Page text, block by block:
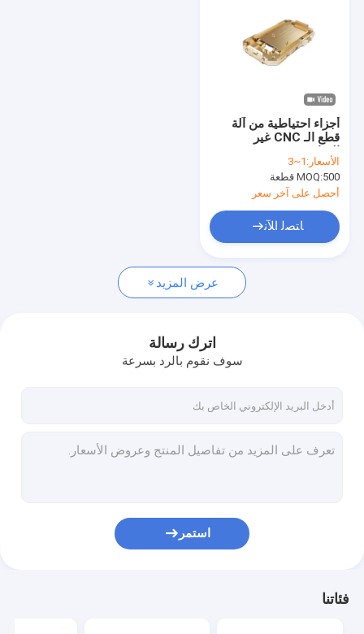
أجزاء احتياطية من آلة
قطع الـ CNC غير
الأسعار: 1~3
MOQ:500 قطعة
أحصل على آخر سعر
ﺎﺘﺼﻟ ﺍﻶﻧ
عرض المزيد
اترك رسالة
سوف نقوم بالرد بسرعة
استمر
فئاتنا